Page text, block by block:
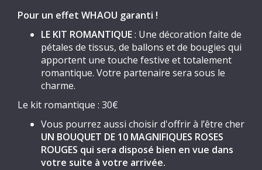
Pour un effet WHAOU garanti !
LE KIT ROMANTIQUE: Une décoration faite de
pétales de tissus, de ballons et de bougies qui
apportent une touche festive et totalement
romantique. Votre partenaire sera sous le
charme.
Le kit romantique : 30€
Vous pourrez aussi choisir d'offrir à l’être cher
UN BOUQUET DE 10 MAGNIFIQUES ROSES
ROUGES qui sera disposé bien en vue dans
votre suite à votre arrivée.